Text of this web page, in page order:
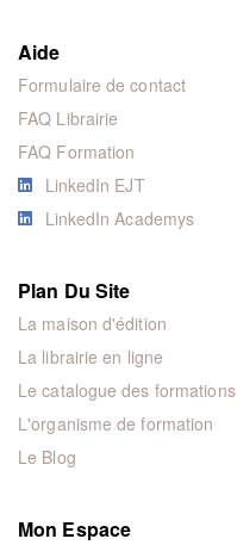
Aide
Formulaire de contact
FAQ Librairie
FAQ Formation
LinkedIn EJT
LinkedIn Academys
Plan Du Site
La maison d'édition
La librairie en ligne
Le catalogue des formations
L'organisme de formation
Le Blog
Mon Espace